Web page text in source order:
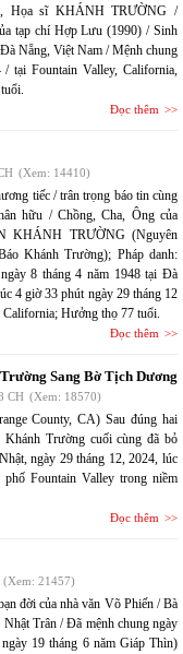
Họa sĩ KHÁNH TRƯỜNG /
tạp chí Hợp Lưu (1990) / Sinh
Nẵng, Việt Nam / Mệnh chung
tại Fountain Valley, California,
Đọc thêm
(Xem: 14410)
tiếc / trân trọng báo tin cùng
hữu / Chồng, Cha, Ông của
KHÁNH TRƯỜNG (Nguyên
Khánh Trường); Pháp danh:
8 tháng 4 năm 1948 tại Đà
4 giờ 33 phút ngày 29 tháng 12
Hưởng thọ 77 tuổi.
Đọc thêm
Sang Bờ Tịch Dương
CH (Xem: 18570)
County, CA) Sau đúng hai
Khánh Trường cuối cùng đã bỏ
ngày 29 tháng 12, 2024, lúc
Fountain Valley trong niềm
Đọc thêm
(Xem: 21457)
đời của nhà văn Võ Phiến / Bà
Trân / Đã mệnh chung ngày
19 tháng 6 năm Giáp Thìn)